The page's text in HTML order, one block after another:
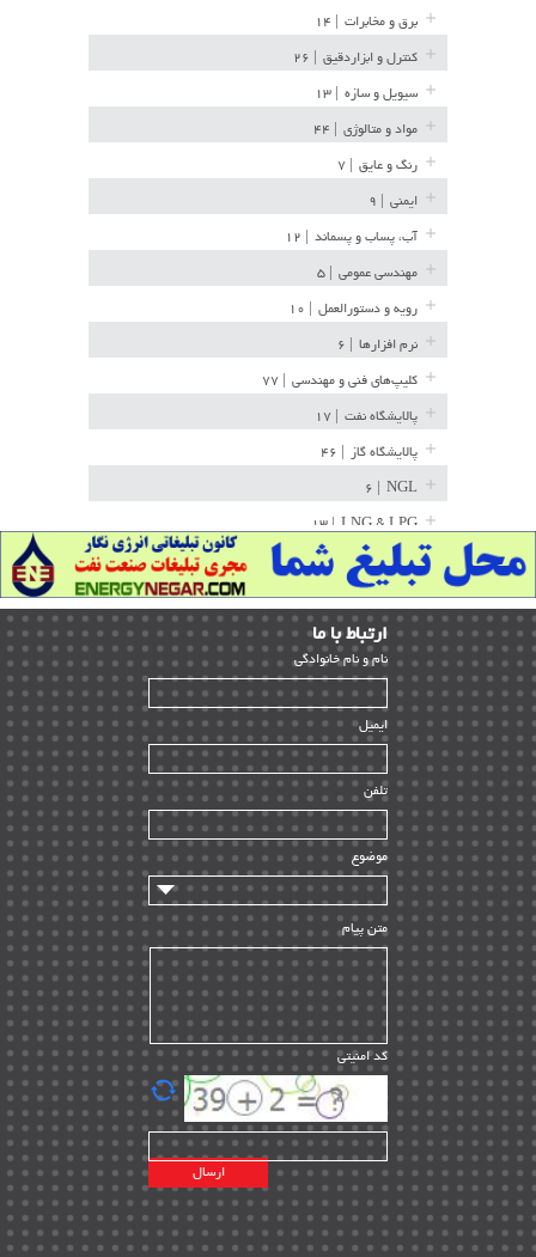
برق و مخابرات
کنترل و ابزاردقیق
سیویل و سازه
مواد و متالوژی
رنگ و عایق
ایمنی
آب، پساب و پسماند
مهندسی عمومی
رویه و دستورالعمل
نرم افزارها
کلیپ‌های فنی و مهندسی
پالایشگاه نفت
پالایشگاه گاز
NGL
LNG & LPG | ۱۳
خط لوله | ۳۶
مخازن ذخیره | ۱۵
پتروشیمی | ۱۴
بازرسی و QC | ۱۵
HSE | ۳۹
ساخت و نصب | ۱۲
راه اندازی | ۹
سازندگان و تامین کنندگان | ۱۰
تامین مالی و سرمایه گذاری | ۳۲
ماشین آلات
مدیریت پروژه
مدیریت دانش
مدیریت سازمانی و عمومی | ۲
تأمین کالا | ۱۳
EPC | ۲۰
پیمانکاران بین المللی | ۸
اطلاعات انرژی کشورها | ۱۴
پروژه های خارجی | ۱۵
نقشه های نفت و گاز خارجی | ۱۰
شرکت های نفتی | ۱۴
ارﺗﺒﺎط ﺑﺎ ما
ﻧﺎم و ﻧﺎم ﺧﺎﻧﻮادﮔﻰ
ایمیل
تلفن
موضوع
متن پیام
کد امنیتی